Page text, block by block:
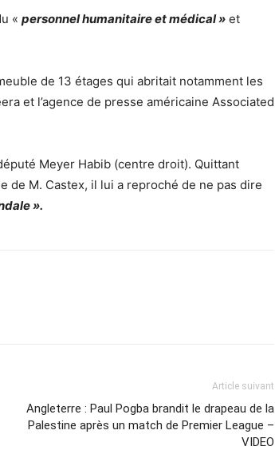
« personnel humanitaire et médical » et
de 13 étages qui abritait notamment les
et l’agence de presse américaine Associated
Meyer Habib (centre droit). Quittant
de M. Castex, il lui a reproché de ne pas dire
».
Article suivant
Angleterre : Paul Pogba brandit le drapeau de la
Palestine après un match de Premier League –
VIDEO